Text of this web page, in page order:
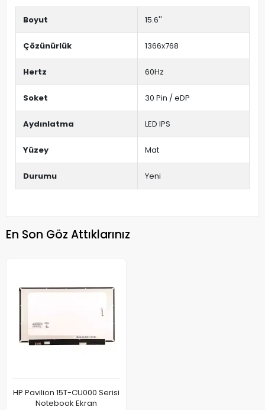
Boyut 15.6''
Çözünürlük 1366x768
Hertz 60Hz
Soket 30 Pin / eDP
Aydınlatma LED IPS
Yüzey Mat
Durumu Yeni
En Son Göz Attıklarınız
HP Pavilion 15T-CU000 Serisi
Notebook Ekran